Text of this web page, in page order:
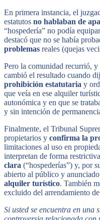
En primera instancia, el
estatutos no hablaban de
“hospedería” no podía
destacó que no se había
problemas reales (quejas
Pero la comunidad recurrió,
cambió el resultado cuando
prohibición estatutaria y
que veía en ese alquiler
autonómica y en que se
y sin intención de
Finalmente, el Tribunal
propietarios y confirma la
limitaciones al uso en
interpretan de forma
clara (“hospederías”) y, por
abierto al público y
alquiler turístico. También
excluido del arrendamiento
Si usted se encuentra en